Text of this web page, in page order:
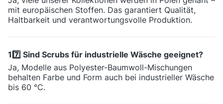
mit europäischen Stoffen. Das garantiert Qualität,
Haltbarkeit und verantwortungsvolle Produktion.
17️⃣ Sind Scrubs für industrielle Wäsche geeignet?
Ja, Modelle aus Polyester-Baumwoll-Mischungen
behalten Farbe und Form auch bei industrieller Wäsche
bis 60 °C.